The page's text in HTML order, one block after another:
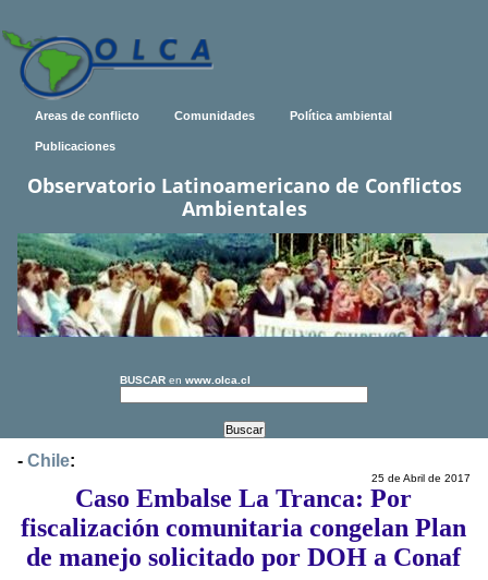
Areas de conflicto Comunidades Política ambiental
Publicaciones
Observatorio Latinoamericano de Conflictos
Ambientales
BUSCAR en www.olca.cl
- Chile:
25 de Abril de 2017
Caso Embalse La Tranca: Por
fiscalización comunitaria congelan Plan
de manejo solicitado por DOH a Conaf